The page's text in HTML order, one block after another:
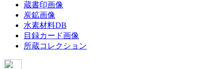
蔵書印画像
炭鉱画像
水素材料DB
目録カード画像
所蔵コレクション